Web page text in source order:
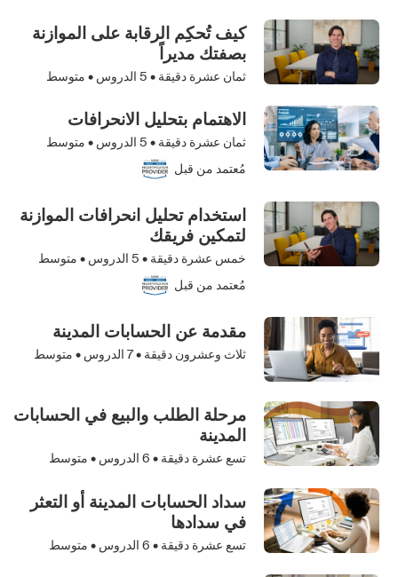
كيف تُحكِم الرقابة على الموازنة
بصفتك مديراً
ثمان عشرة دقيقة • 5 الدروس • متوسط
الاهتمام بتحليل الانحرافات
ثمان عشرة دقيقة • 5 الدروس • متوسط
مُعتمد من قبل
استخدام تحليل انحرافات الموازنة
لتمكين فريقك
خمس عشرة دقيقة • 5 الدروس • متوسط
مُعتمد من قبل
مقدمة عن الحسابات المدينة
ثلاث وعشرون دقيقة •7 الدروس • متوسط
مرحلة الطلب والبيع في الحسابات
المدينة
تسع عشرة دقيقة • 6 الدروس • متوسط
سداد الحسابات المدينة أو التعثر
في سدادها
تسع عشرة دقيقة • 6 الدروس • متوسط